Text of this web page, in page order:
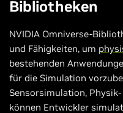
Bibliotheken
NVIDIA Omniverse-
und Fähigkeiten, um
bestehenden
für die Simulation
Sensorsimulation,
können Entwickler